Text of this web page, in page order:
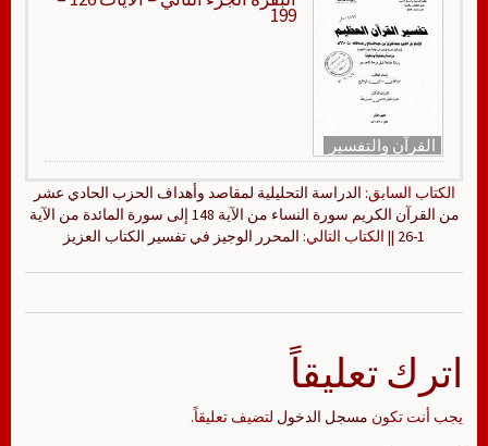
القرآن والتفسير
199
الكتاب السابق: الدراسة التحليلية لمقاصد وأهداف الحزب الحادي عشر
من القرآن الكريم سورة النساء من الآية 148 إلى سورة المائدة من الآية
1-26
|| الكتاب التالي: المحرر الوجيز في تفسير الكتاب العزيز
اترك تعليقاً
يجب أنت تكون مسجل الدخول لتضيف تعليقاً.